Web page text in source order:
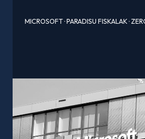
MICROSOFT·PARADISU FISKALAK·